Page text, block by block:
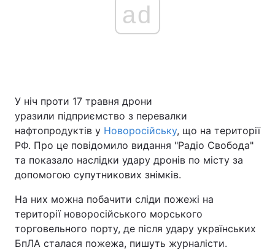
Головна Війна
Україна Політика
Економіка Світ
Техно і зв'язок Лайт
Зброя Інциденти
ad
У ніч проти 17 травня дрони
уразили підприємство з перевалки
нафтопродуктів у Новоросійську, що на території
РФ. Про це повідомило видання "Радіо Свобода"
та показало наслідки удару дронів по місту за
допомогою супутникових знімків.
На них можна побачити сліди пожежі на
території новоросійського морського
торговельного порту, де після удару українських
БпЛА сталася пожежа, пишуть журналісти.